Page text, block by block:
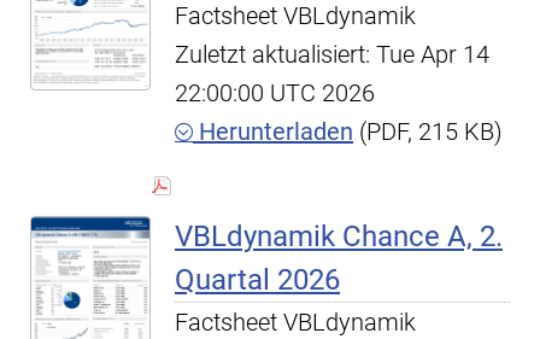
Factsheet VBLdynamik
Zuletzt aktualisiert: Tue Apr 14
22:00:00 UTC 2026
Herunterladen (PDF, 215 KB)
VBLdynamik Chance A, 2.
Quartal 2026
Factsheet VBLdynamik